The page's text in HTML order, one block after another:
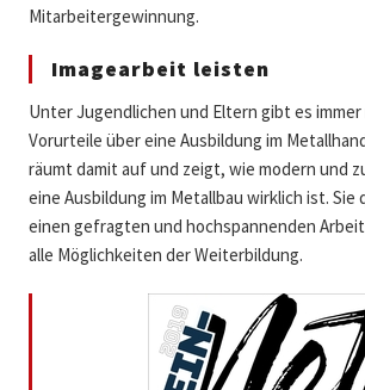
Mitarbeitergewinnung.
Imagearbeit leisten
Unter Jugendlichen und Eltern gibt es immer
Vorurteile über eine Ausbildung im
räumt damit auf und zeigt, wie modern und
eine Ausbildung im Metallbau wirklich ist.
einen gefragten und hochspannenden
alle Möglichkeiten der Weiterbildung.